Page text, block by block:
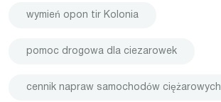
wymień opon tir Kolonia
pomoc drogowa dla ciezarowek
cennik napraw samochodów ciężarowych